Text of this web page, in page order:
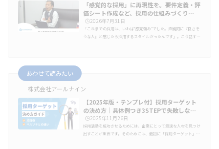
「感覚的な採用」に再現性を。要件定義・評
価シート作成など、採用の仕組みづくり…
🕒️2026年7月31日
「これまでの採用は、いわば“感覚頼み”でした。直観的に『良さそ
うな人』と感じたら採用するスタイルだったんです」。こう話すの
準の設計、エージェ…
あわせて読みたい
株式会社アールナイン
【2025年版・テンプレ付】採用ターゲット
の決め方｜具体例つき3STEPで失敗しない
設…
🕒️2025年11月26日
採用活動を成功させるためには、企業にとって最適な人材を見つけ
出すことが重要です。そのためには、最初に「採用ターゲット」を